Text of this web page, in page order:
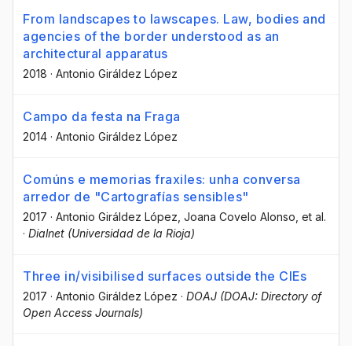
From landscapes to lawscapes. Law, bodies and
agencies of the border understood as an
architectural apparatus
2018 · Antonio Giráldez López
Campo da festa na Fraga
2014 · Antonio Giráldez López
Comúns e memorias fraxiles: unha conversa
arredor de "Cartografías sensibles"
2017 · Antonio Giráldez López , Joana Covelo Alonso , et al.
· Dialnet (Universidad de la Rioja)
Three in/visibilised surfaces outside the CIEs
2017 · Antonio Giráldez López · DOAJ (DOAJ: Directory of
Open Access Journals)